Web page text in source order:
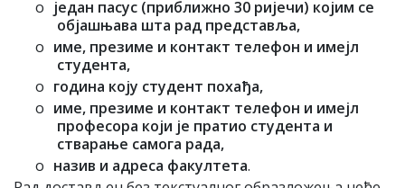
o један пасус (приближно 30 ријечи) којим се
објашњава шта рад представља,
o име, презиме и контакт телефон и имејл
студента,
o година коју студент похађа,
o име, презиме и контакт телефон и имејл
професора који је пратио студента и
стварање самога рада,
o назив и адреса факултета.